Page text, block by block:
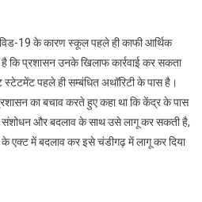
19 के कारण स्कूल पहले ही काफी आर्थिक
प्रशासन उनके खिलाफ कार्रवाई कर सकता
पहले ही सम्बंधित अथॉरिटी के पास है।
का बचाव करते हुए कहा था कि केंद्र के पास
संशोधन और बदलाव के साथ उसे लागू कर सकती है,
एक्ट में बदलाव कर इसे चंडीगढ़ में लागू कर दिया